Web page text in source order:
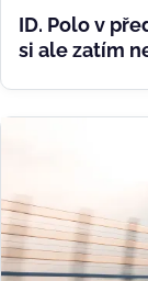
ID. Polo v
si ale zatím